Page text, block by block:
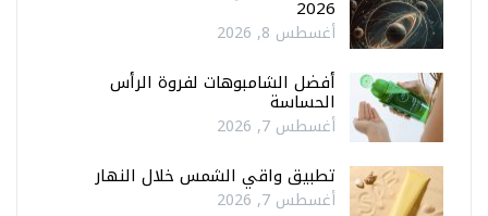
2026
أغسطس 8, 2026
أفضل الشامبوهات لفروة الرأس
الحساسة
أغسطس 7, 2026
تطبيق واقي الشمس خلال النهار
أغسطس 7, 2026